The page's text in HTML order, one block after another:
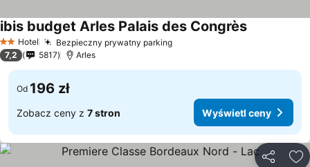
2 Kategoria
Hotel Bezpieczny prywatny parking
ibis budget Arles Palais des Congrès
7,2 5817 Arles
Od 196 zł
Zobacz ceny z 7 stron Wyświetl ceny